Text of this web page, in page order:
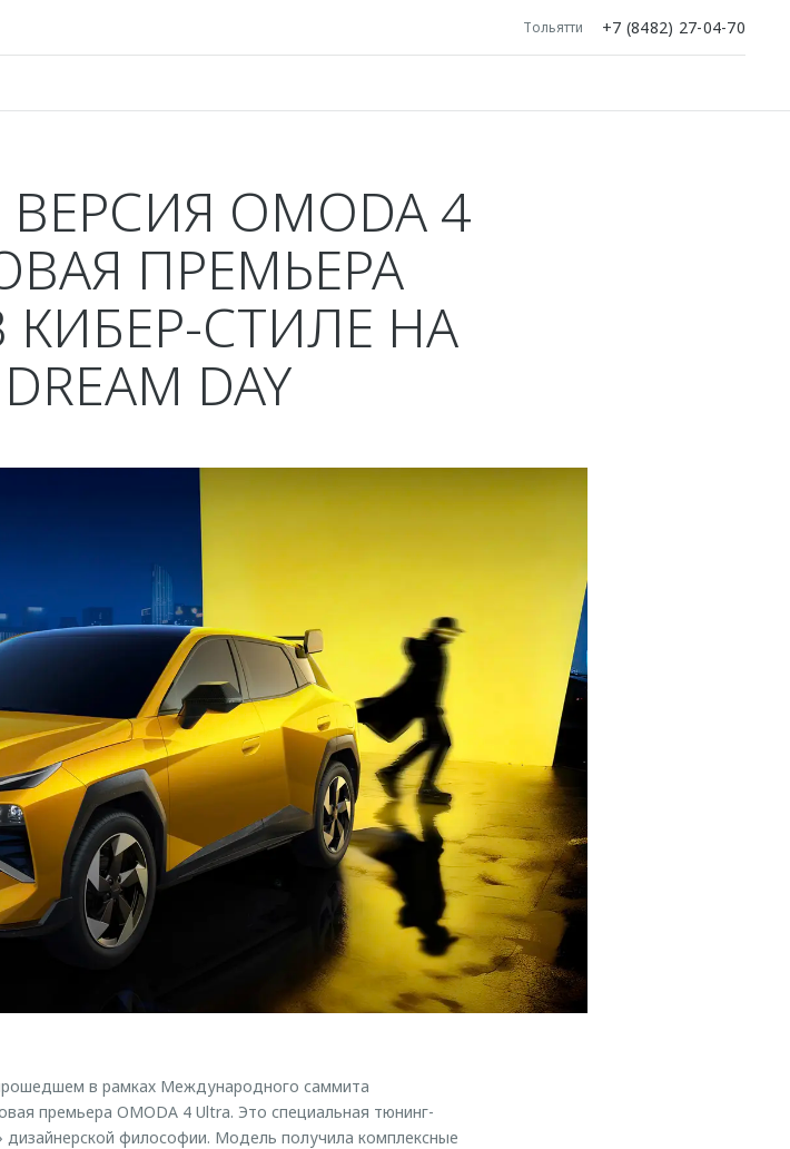
Тольятти +7 (8482) 27-04-70
OMODA 4
ПРЕМЬЕРА
КИБЕР-СТИЛЕ НА
DAY
в рамках Международного саммита
премьера OMODA 4 Ultra. Это специальная тюнинг-
дизайнерской философии. Модель получила комплексные